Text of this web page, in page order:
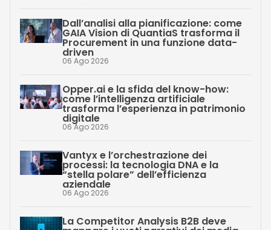
Dall’analisi alla pianificazione: come
GAIA Vision di QuantiaS trasforma il
Procurement in una funzione data-
driven
06 Ago 2026
Opper.ai e la sfida del know-how:
come l’intelligenza artificiale
trasforma l’esperienza in patrimonio
digitale
06 Ago 2026
Vantyx e l’orchestrazione dei
processi: la tecnologia DNA e la
“stella polare” dell’efficienza
aziendale
06 Ago 2026
La Competitor Analysis B2B deve